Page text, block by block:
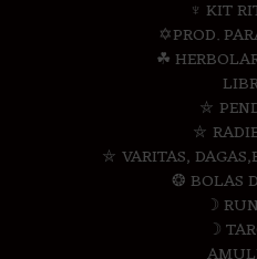
♆ KIT
✡PROD.
☘
⛤
⛤
⛤ VARITAS,
❂ BOLAS
☽
☽